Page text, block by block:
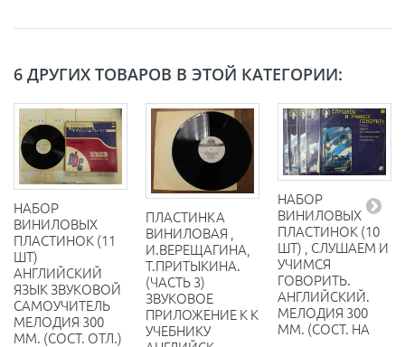
6 ДРУГИХ ТОВАРОВ В ЭТОЙ КАТЕГОРИИ:
НАБОР
ВИНИЛОВЫХ
ПЛАСТИНОК (11
ШТ)
АНГЛИЙСКИЙ
ЯЗЫК ЗВУКОВОЙ
САМОУЧИТЕЛЬ
МЕЛОДИЯ 300
ММ. (СОСТ. ОТЛ.)
ПЛАСТИНКА
ВИНИЛОВАЯ ,
И.ВЕРЕЩАГИНА,
Т.ПРИТЫКИНА.
(ЧАСТЬ 3)
ЗВУКОВОЕ
ПРИЛОЖЕНИЕ К К
УЧЕБНИКУ
НАБОР
ВИНИЛОВЫХ
ПЛАСТИНОК (10
ШТ) , СЛУШАЕМ И
УЧИМСЯ
ГОВОРИТЬ.
АНГЛИЙСКИЙ.
МЕЛОДИЯ 300
ММ. (СОСТ. НА